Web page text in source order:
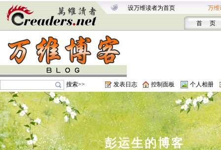
设万维读者为首页 万维
首 页
搜索>> 发表日志 控制面板 个人相册
彭运生的博客